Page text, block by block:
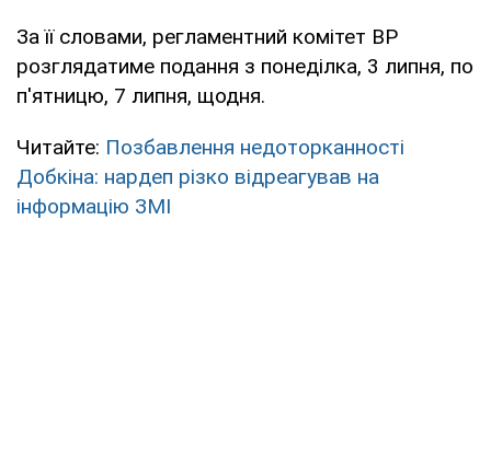
За її словами, регламентний комітет ВР
розглядатиме подання з понеділка, 3 липня, по
п'ятницю, 7 липня, щодня.
Читайте: Позбавлення недоторканності
Добкіна: нардеп різко відреагував на
інформацію ЗМІ